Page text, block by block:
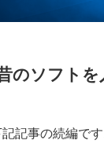
のソフトを
記事の続編です